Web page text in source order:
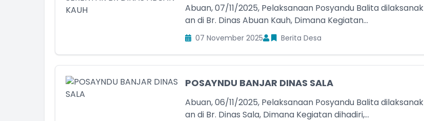
Abuan, 07/11/2025, Pelaksanaan Posyandu Balita dilaksanak
an di Br. Dinas Abuan Kauh, Dimana Kegiatan...
07 November 2025 Berita Desa
POSAYNDU BANJAR DINAS SALA
Abuan, 06/11/2025, Pelaksanaan Posyandu Balita dilaksanak
an di Br. Dinas Sala, Dimana Kegiatan dihadiri,...